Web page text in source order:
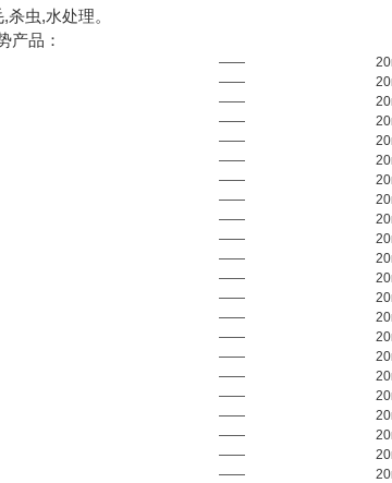
虫,水处理。
产品：
——
——
——
——
——
——
——
——
——
——
——
——
——
——
——
——
——
——
——
——
——
——